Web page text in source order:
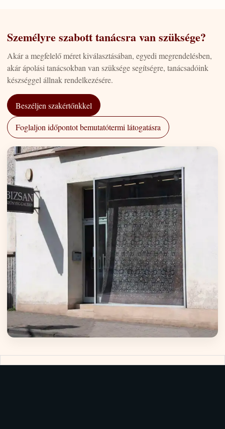
Személyre szabott tanácsra van szüksége?
Akár a megfelelő méret kiválasztásában, egyedi megrendelésben,
akár ápolási tanácsokban van szüksége segítségre, tanácsadóink
készséggel állnak rendelkezésére.
Beszéljen szakértőnkkel
Foglaljon időpontot bemutatótermi látogatásra